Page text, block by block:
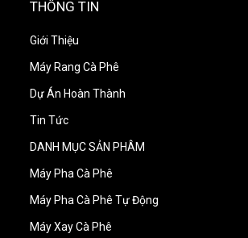
THÔNG TIN
Giới Thiệu
Máy Rang Cà Phê
Dự Án Hoàn Thành
Tin Tức
DANH MỤC SẢN PHÂM
Máy Pha Cà Phê
Máy Pha Cà Phê Tự Động
Máy Xay Cà Phê